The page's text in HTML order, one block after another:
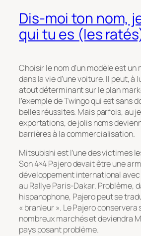
Dis-moi ton nom,
qui tu es (les
Choisir le nom d’un modèle est
dans la vie d’une voiture. Il peut, à
atout déterminant sur le plan
l’exemple de Twingo qui est sans
belles réussites. Mais parfois, au
exportations, de jolis noms
barrières à la commercialisation.
Mitsubishi est l’une des victimes
Son 4×4 Pajero devait être une
développement international
au Rallye Paris-Dakar. Problème,
hispanophone, Pajero peut se
« branleur ». Le Pajero conservera
nombreux marchés et deviendra
pays posant problème.